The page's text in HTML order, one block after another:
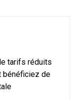
tarifs réduits
bénéficiez de